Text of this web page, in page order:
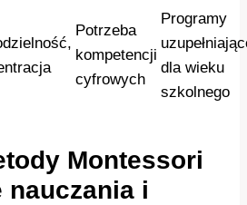
Potrzeba
kompetencji
cyfrowych
Programy
dla wieku
szkolnego
Montessori
i